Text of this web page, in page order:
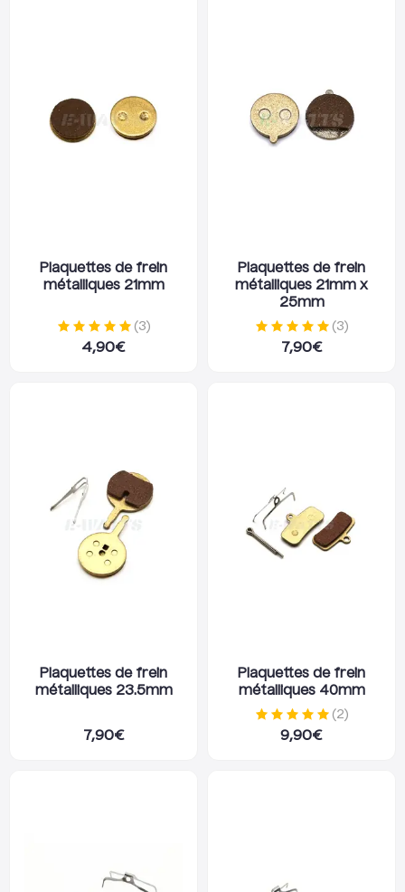
Plaquettes de frein
métalliques 21mm
(3)
4,90€
Plaquettes de frein
métalliques 21mm x
25mm
(3)
7,90€
Plaquettes de frein
métalliques 23.5mm
7,90€
Plaquettes de frein
métalliques 40mm
(2)
9,90€